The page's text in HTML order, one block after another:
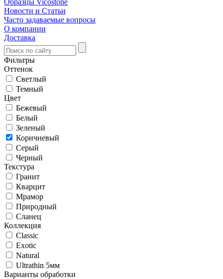
Образцы Vicostone
Новости и Статьи
Часто задаваемые вопросы
О компании
Доставка
Фильтры
Оттенок
Светлый
Темный
Цвет
Бежевый
Белый
Зеленый
Коричневый
Серый
Черный
Текстура
Гранит
Кварцит
Мрамор
Природный
Сланец
Коллекция
Classic
Exotic
Natural
Ultrathin 5мм
Варианты обработки